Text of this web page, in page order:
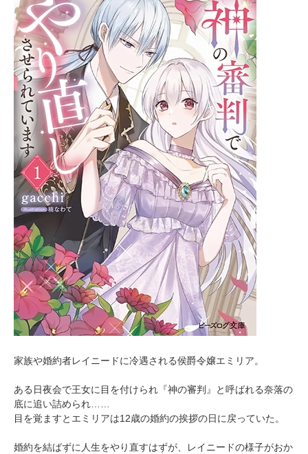
家族や婚約者レイニードに冷遇される侯爵令嬢エミリア。
ある日夜会で王女に目を付けられ『神の審判』と呼ばれる奈落の
底に追い詰められ……
目を覚ますとエミリアは12歳の婚約の挨拶の日に戻っていた。
婚約を結ばずに人生をやり直すはずが、レイニードの様子がおか